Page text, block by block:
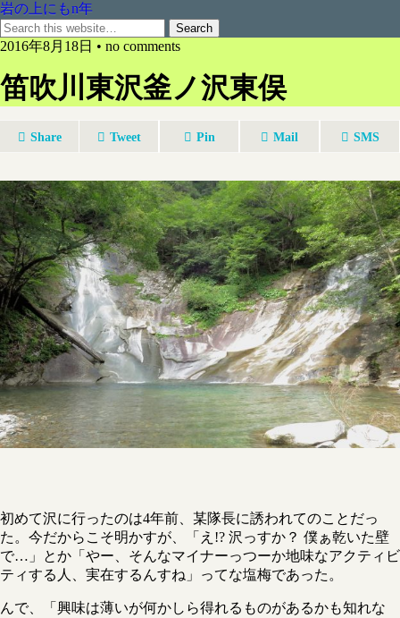
岩の上にもn年
2016年8月18日 • no comments
笛吹川東沢釜ノ沢東俣
Share Tweet Pin Mail SMS
初めて沢に行ったのは4年前、某隊長に誘われてのことだっ
た。今だからこそ明かすが、「え!? 沢っすか？ 僕ぁ乾いた壁
で…」とか「やー、そんなマイナーっつーか地味なアクティビ
ティする人、実在するんすね」ってな塩梅であった。
んで、「興味は薄いが何かしら得れるものがあるかも知れな